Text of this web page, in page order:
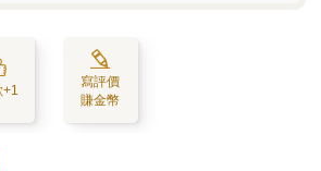
+1
寫評價
賺金幣